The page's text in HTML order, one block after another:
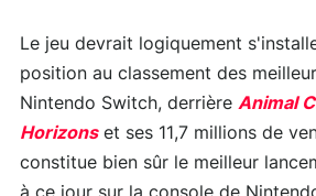
Le jeu devrait logiquement
position au classement des
Nintendo Switch, derrière Animal
Horizonset ses 11,7 millions de
constitue bien sûr le meilleur